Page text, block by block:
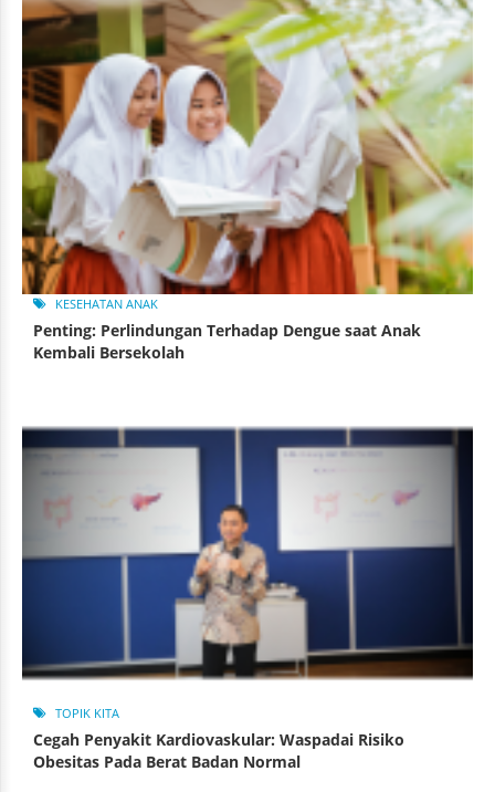
KESEHATAN ANAK
Penting: Perlindungan Terhadap Dengue saat Anak
Kembali Bersekolah
TOPIK KITA
Cegah Penyakit Kardiovaskular: Waspadai Risiko
Obesitas Pada Berat Badan Normal